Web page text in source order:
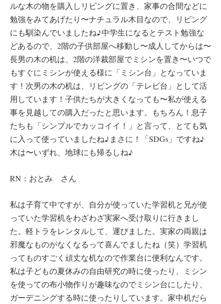
ルな木の物を購入しリビングに置き、家事の合間などに
勉強をみてあげたり〜ナチュラル木目なので、リビング
にも馴染んでいましたね♪中学生になるとテスト勉強な
どあるので、2階の子供部屋へ移動し〜成人してからは〜
長男の木の机は、2階の洋裁部屋でミシンを置き〜いつで
もすぐにミシンが使える様に「ミシン台」となっていま
す！次男の木の机は、リビングの「テレビ台」として活
用しています！子供たちが大きくなっても〜私が使える
事を見越しての購入だったと思います。もちろん！息子
たちも「シンプルでカッコイイ！」と言って、とても気
に入って使っていましたね♪まさに！「SDGs」ですね♪
木は〜いずれ、地球にも帰るしね♪
RN：おとみ さん
私は子育て中ですが、自分が使っていた学習机と兄が使
っていた学習机をわざわざ実家へ受け取りに行きまし
た。軽トラをレンタルして、運びました。実家の両親は
邪魔なものがなくなるって喜んでましたね（笑）学習机
ってものすごく頑丈な机なので作業台に便利なんです。
私は子どもの夏休みの自由研究の時に使ったり、ミシン
を使っての布小物作りが趣味なのでミシン台にしたり、
ガーデニングする時に使ったりしています。家中机だら